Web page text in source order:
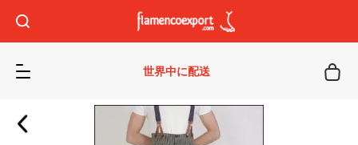
世界中に配送